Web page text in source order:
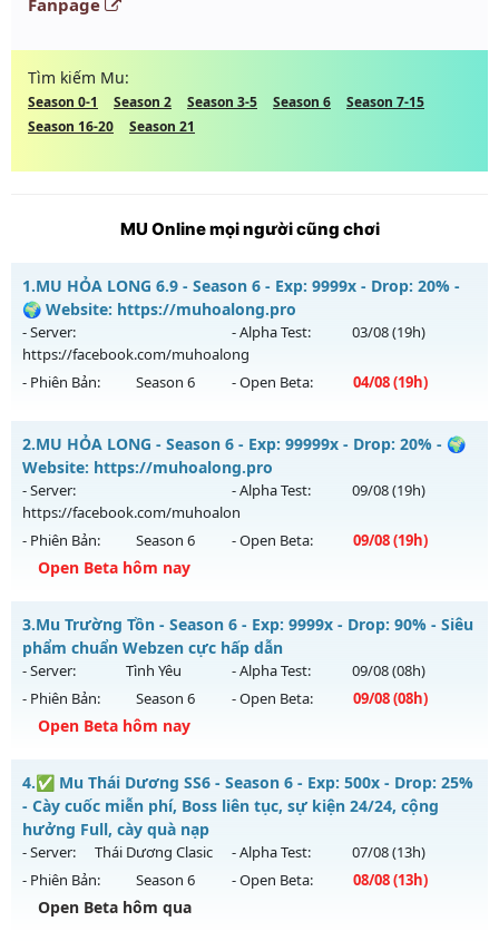
Fanpage
Tìm kiếm Mu:
Season 0-1 Season 2 Season 3-5 Season 6
Season 7-15
Season 16-20
Season 21
MU Online mọi người cũng chơi
1.MU HỎA LONG 6.9 - Season 6 - Exp: 9999x - Drop: 20% -
🌍 Website: https://muhoalong.pro
- Server:
https://facebook.com/muhoalong
- Alpha Test: 03/08(19h)
- Phiên Bản: Season 6 - Open Beta: 04/08(19h)
MU HỎA LONG 6.9 - 🌍 Website: https://muhoalong.pro
Mu mới ra tháng 08 2026 - Mở máy chủ
https://facebook.com/muhoalongvào 19h ngày
04/08/2626
Exp: 9999x - Drop: 20%
Kiểu reset: Non Reset
Antihack: XShield
2.MU HỎA LONG - Season 6 - Exp: 99999x - Drop: 20% - 🌍
Website: https://muhoalong.pro
- Server:
https://facebook.com/muhoalon
- Alpha Test: 09/08(19h)
- Phiên Bản: Season 6 - Open Beta: 09/08(19h)
Open Beta hôm nay
MU HỎA LONG - 🌍 Website: https://muhoalong.pro
Mu mới ra tháng 08 2026 - Mở máy chủ
https://facebook.com/muhoalonvào 19h ngày 09/08/2626
Exp: 99999x - Drop: 20%
Kiểu reset: Non Reset
Thể loại: Mu Nguyên bản Webzen
Antihack: XShield
3.Mu Trường Tồn - Season 6 - Exp: 9999x - Drop: 90% - Siêu
phẩm chuẩn Webzen cực hấp dẫn
- Server: Tình Yêu - Alpha Test: 09/08(08h)
- Phiên Bản:
Season 6 - Open Beta: 09/08(08h)
Open Beta hôm nay
Mu Trường Tồn - Siêu phẩm chuẩn Webzen cực hấp dẫn
Mu mới ra tháng 08 2026 - Mở máy chủTình Yêuvào 08h
ngày 09/08/2626
Exp: 9999x - Drop: 90%
4.✅ Mu Thái Dương SS6 - Season 6 - Exp: 500x - Drop: 25%
- Cày cuốc miễn phí, Boss liên tục, sự kiện 24/24, cộng
hưởng Full, cày quà nạp
- Server: Thái Dương Clasic - Alpha Test: 07/08(13h)
- Phiên Bản:
Season 6 - Open Beta: 08/08(13h)
Open Beta hôm qua